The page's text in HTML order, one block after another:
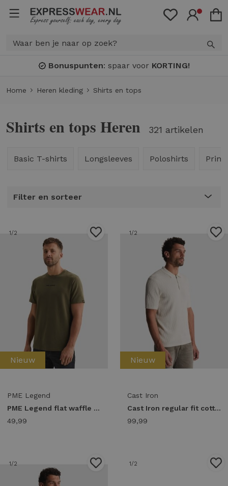
Bonuspunten: spaar voor KORTING!
Home Heren kleding Shirts en tops
Shirts en tops Heren 321 artikelen
Basic T-shirts Longsleeves Poloshirts Print
Filter en sorteer
1/2
Nieuw
PME Legend
PME Legend flat waffle jersey ptss2608564 Overhemd 6447 kalamata
49,99
1/2
Nieuw
Cast Iron
Cast Iron regular fit cotton modal cpss2608850 Poloshirts 7555 white down
99,99
1/2 1/2